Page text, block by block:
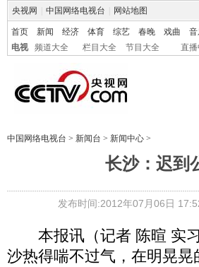
央视网 中国网络电视台 网站地图
首页 新闻 经济 体育 综艺 春晚 戏曲
电视
频道大全 栏目大全 节目大全 直播
中国网络电视台 > 新闻台 > 新闻中心 >
长沙：迟到
发布时间:2012年07月06日
本报讯（记者 陈暄 实习
沙热得喘不过气，在明晃